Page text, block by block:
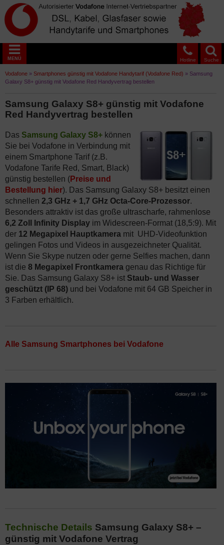
Suche
Hotline
MENÜ
Vodafone » Smartphones günstig mit Vodafone Handytarif (Vodafone Red) » Samsung
Galaxy S8+ günstig mit Vodafone Red Handyvertrag bestellen
Samsung Galaxy S8+ günstig mit Vodafone
Red Handyvertrag bestellen
Das Samsung Galaxy S8+ können
Sie bei Vodafone in Verbindung mit
einem Smartphone Tarif (z.B.
Vodafone Tarife Red, Smart, Black)
günstig bestellen (Preise und
Bestellung hier). Das Samsung Galaxy S8+ besitzt einen
schnellen 2,3 GHz + 1,7 GHz Octa-Core-Prozessor.
Besonders attraktiv ist das große ultrascharfe, rahmenlose
6,2 Zoll Infinity Display im Widescreen-Format (18,5:9). Mit
der 12 Megapixel Hauptkamera mit UHD-Videofunktion
gelingen Fotos und Videos in ausgezeichneter Qualität.
Wenn Sie Skype nutzen oder gerne Selfies machen, dann
ist die 8 Megapixel Frontkamera genau das Richtige für
Sie. Das Samsung Galaxy S8+ ist Staub- und Wasser
geschützt (IP 68) und bei Vodafone mit 64 GB Speicher in
3 Farben erhältlich.
Alle Samsung Smartphones bei Vodafone
Technische Details Samsung Galaxy S8+ –
günstig mit Vodafone Vertrag